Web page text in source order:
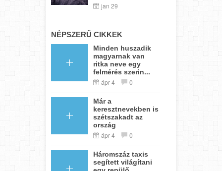
jan 29
NÉPSZERŰ CIKKEK
Minden huszadik
magyarnak van
ritka neve egy
felmérés szerin...
ápr 4 0
Már a
keresztnevekben is
szétszakadt az
ország
ápr 4 0
Háromszáz taxis
segített világítani